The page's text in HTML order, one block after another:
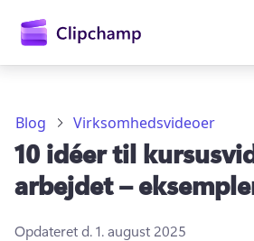
Blog Virksomhedsvideoer
10 idéer til
arbejdet –
Opdateret d.1. august 2025